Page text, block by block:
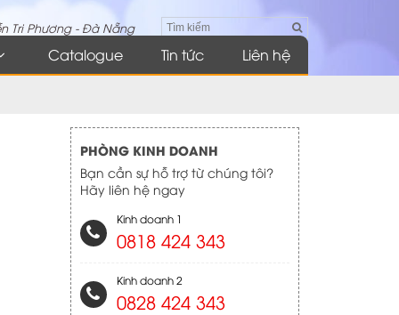
Tri Phương - Đà Nẵng
Catalogue Tin tức Liên hệ
PHÒNG KINH DOANH
Bạn cần sự hỗ trợ từ chúng tôi?
Hãy liên hệ ngay
Kinh doanh 1
0818 424 343
Kinh doanh 2
0828 424 343